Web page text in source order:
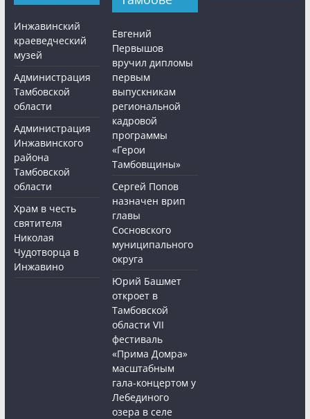
Инжавинский
краеведческий
музей
Администрация
Тамбовской
области
Администрация
Инжавинского
района
Тамбовской
области
Храм в честь
святителя
Николая
Чудотворца в
Инжавино
Евгений
Первышов
вручил дипломы
первым
выпускникам
региональной
кадровой
программы
«Герои
Тамбовщины»
Сергей Попов
назначен врип
главы
Сосновского
муниципального
округа
Юрий Башмет
откроет в
Тамбовской
области VII
фестиваль
«Прима Домра»
масштабным
гала-концертом у
Лебединого
озера в селе